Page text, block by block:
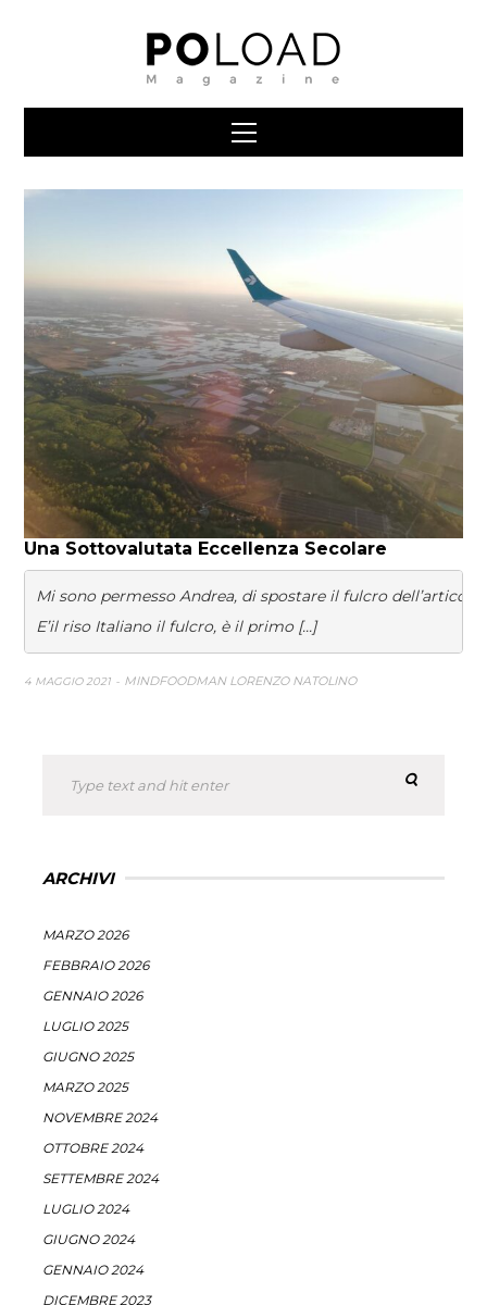
Una Sottovalutata Eccellenza Secolare
Mi sono permesso Andrea, di spostare il fulcro
E’il riso Italiano il fulcro, è il primo
4 MAGGIO 2021 MINDFOODMAN LORENZO NATOLINO
ARCHIVI
MARZO 2026
FEBBRAIO 2026
GENNAIO 2026
LUGLIO 2025
GIUGNO 2025
MARZO 2025
NOVEMBRE 2024
OTTOBRE 2024
SETTEMBRE 2024
LUGLIO 2024
GIUGNO 2024
GENNAIO 2024
DICEMBRE 2023